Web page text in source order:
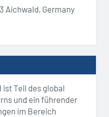
Aichwald, Germany
ist Teil des global
und ein führender
im Bereich